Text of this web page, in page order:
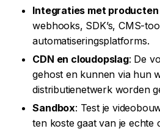
Integraties met producten
webhooks, SDK’s, CMS-
automatiseringsplatforms.
CDN en cloudopslag: De
gehost en kunnen via hun
distributienetwerk worden
Sandbox: Test je
ten koste gaat van je echte